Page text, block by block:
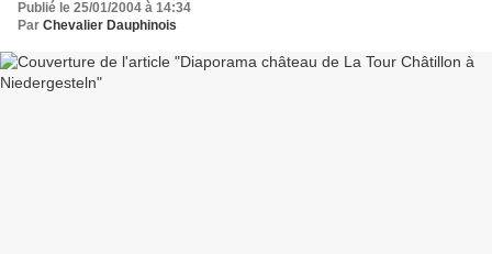
Publié le 25/01/2004 à 14:34
Par Chevalier Dauphinois